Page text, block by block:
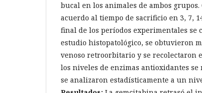
bucal en los animales de ambos
acuerdo al tiempo de sacrificio en 3, 7,
final de los períodos experimentales se
estudio histopatológico, se obtuvieron
venoso retroorbitario y se recolectaron
los niveles de enzimas antioxidantes se
se analizaron estadísticamente a un